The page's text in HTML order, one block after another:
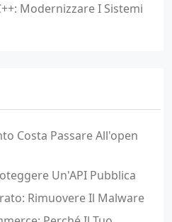
Modernizzare I Sistemi
Costa Passare All'open
Un'API Pubblica
Rimuovere Il Malware